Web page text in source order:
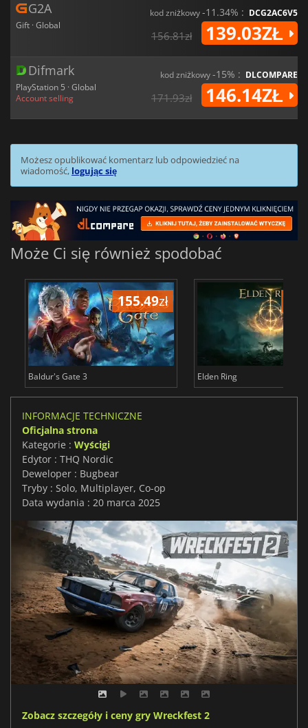
G2A
Gift · Global
kod zniżkowy-11.34% : DCG2AC6V5
156.81zł 139.03ZŁ
Difmark
PlayStation 5 · Global
Account selling
kod zniżkowy-15% : DLCOMPARE
171.93zł 146.14ZŁ
Możesz opublikować komentarz lub odpowiedzieć na
wiadomość, logując się
Może Ci się również spodobać
155.49zł
Baldur's Gate 3 Elden Ring
INFORMACJE TECHNICZNE
Oficjalna strona
Kategorie : Wyścigi
Edytor : THQ Nordic
Deweloper : Bugbear
Tryby : Solo, Multiplayer, Co-op
Data wydania : 20 marca 2025
Zobacz szczegóły i ceny gry Wreckfest 2